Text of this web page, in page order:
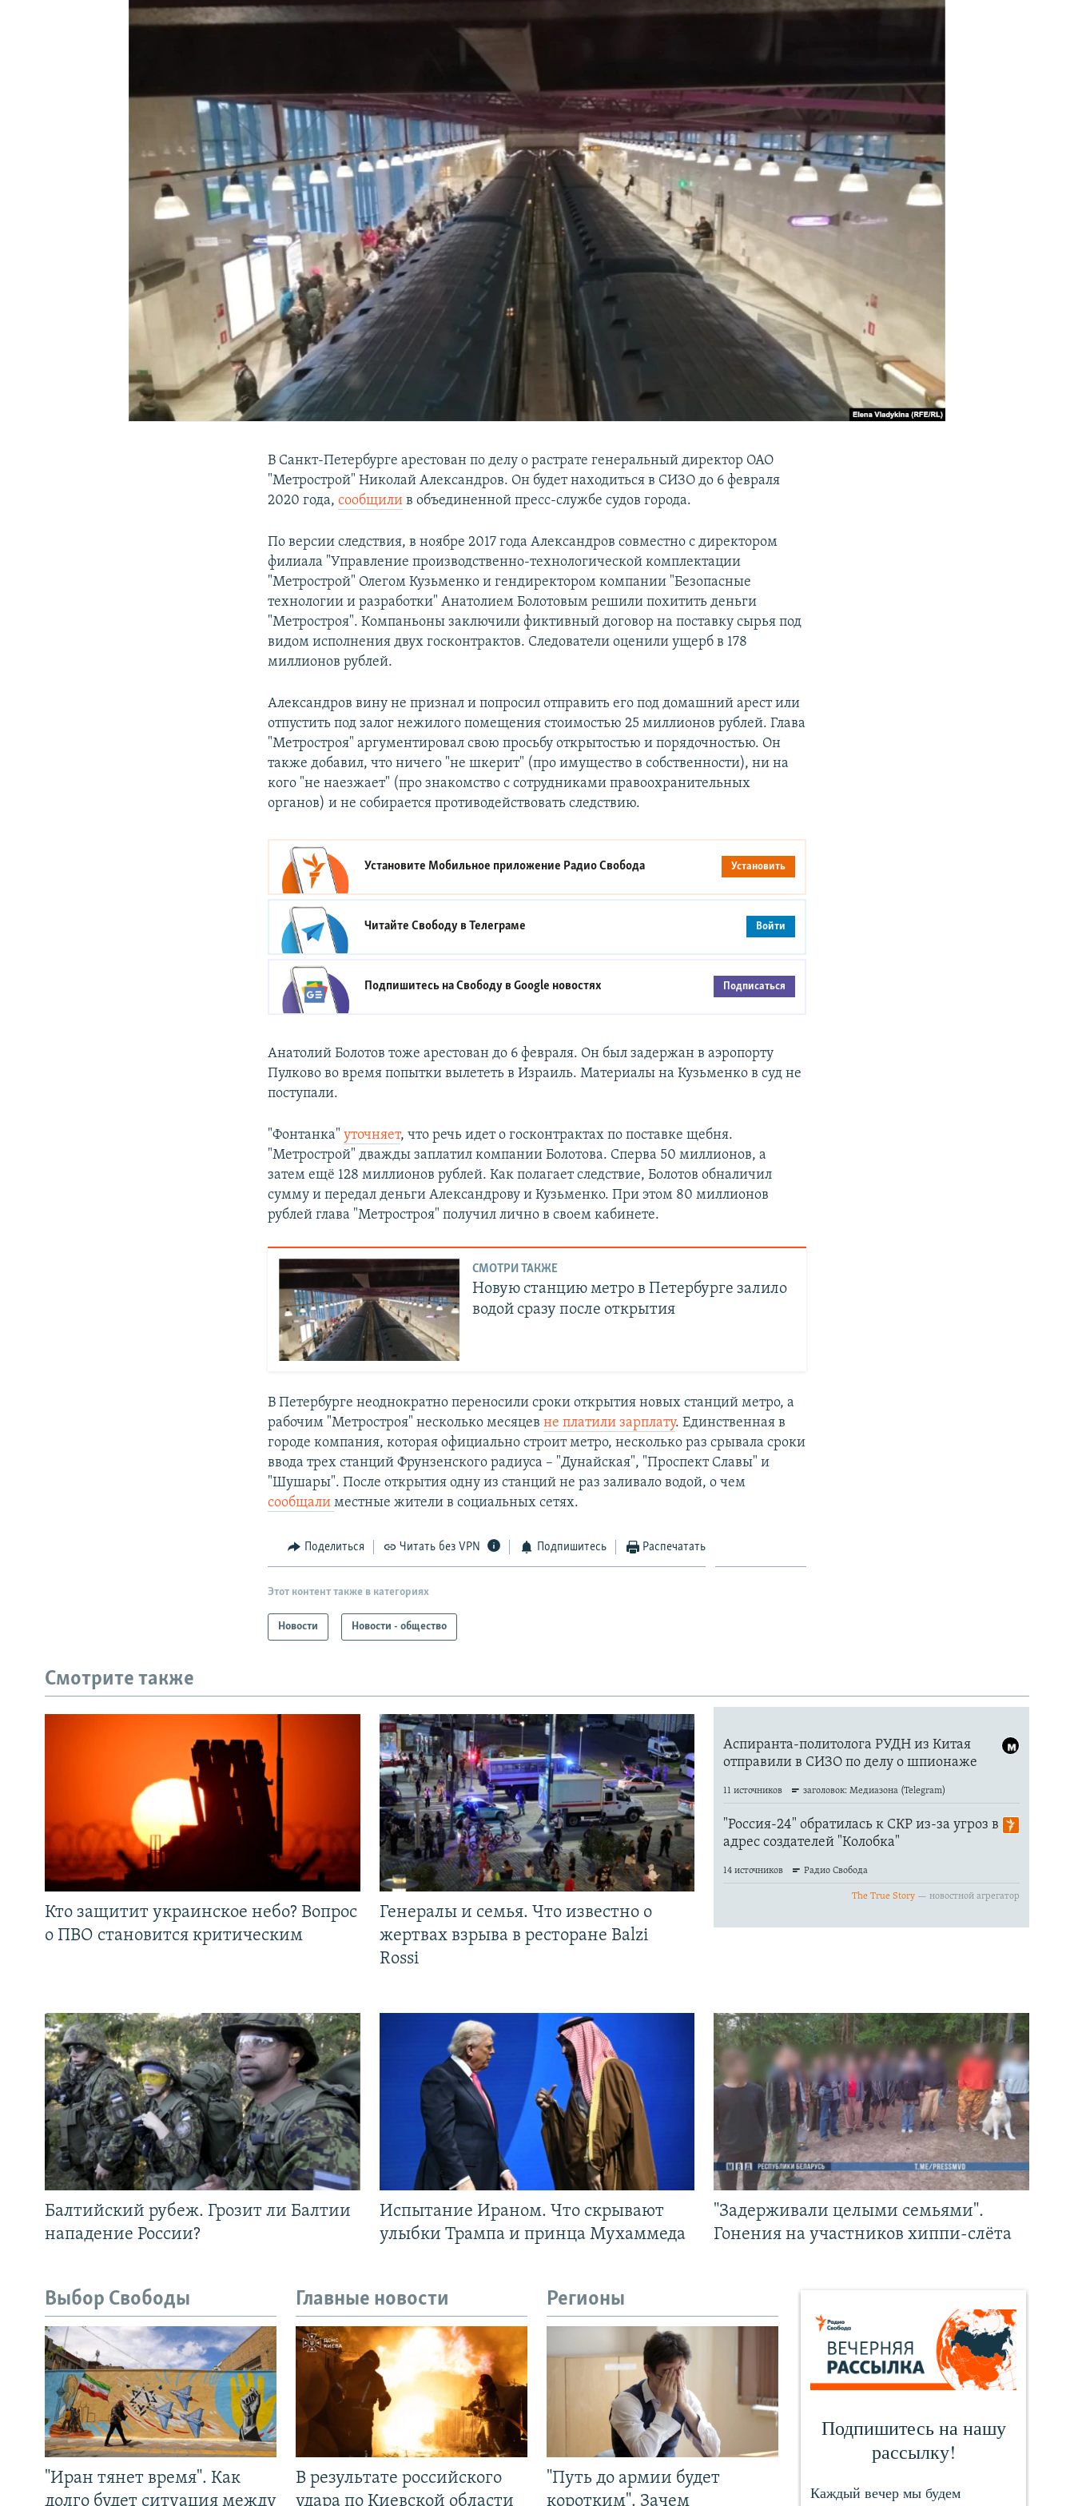
ПОДПИШИТЕСЬ НА РАССЫЛКУ
В Санкт-Петербурге арестован по делу о растрате генеральный директор ОАО
"Метрострой" Николай Александров. Он будет находиться в СИЗО до 6 февраля
2020 года,сообщили в объединенной пресс-службе судов города.
По версии следствия, в ноябре 2017 года Александров совместно с директором
филиала "Управление производственно-технологической комплектации
"Метрострой" Олегом Кузьменко и гендиректором компании "Безопасные
технологии и разработки" Анатолием Болотовым решили похитить деньги
"Метростроя". Компаньоны заключили фиктивный договор на поставку сырья под
видом исполнения двух госконтрактов. Следователи оценили ущерб в 178
миллионов рублей.
Александров вину не признал и попросил отправить его под домашний арест или
отпустить под залог нежилого помещения стоимостью 25 миллионов рублей. Глава
"Метростроя" аргументировал свою просьбу открытостью и порядочностью. Он
также добавил, что ничего "не шкерит" (про имущество в собственности), ни на
кого "не наезжает" (про знакомство с сотрудниками правоохранительных
органов) и не собирается противодействовать следствию.
Установите Мобильное приложение Радио Свобода Установить
Читайте Свободу вТелеграме Войти
Подпишитесь на Свободу вGoogle новостях Подписаться
Анатолий Болотов тоже арестован до 6 февраля. Он был задержан в аэропорту
Пулково во время попытки вылететь в Израиль. Материалы на Кузьменко в суд не
поступали.
"Фонтанка"уточняет, что речь идет о госконтрактах по поставке щебня.
"Метрострой" дважды заплатил компании Болотова. Сперва 50 миллионов, а
затем ещё 128 миллионов рублей. Как полагает следствие, Болотов обналичил
сумму и передал деньги Александрову и Кузьменко. При этом 80 миллионов
рублей глава "Метростроя" получил лично в своем кабинете.
СМОТРИ ТАКЖЕ
Новую станцию метро в Петербурге залило
водой сразу после открытия
В Петербурге неоднократно переносили сроки открытия новых станций метро, а
рабочим "Метростроя" несколько месяцевне платили зарплату. Единственная в
городе компания, которая официально строит метро, несколько раз срывала сроки
ввода трех станций Фрунзенского радиуса – "Дунайская", "Проспект Славы" и
"Шушары". После открытия одну из станций не раз заливало водой, о чем
сообщалиместные жители в социальных сетях.
Поделиться Читать без VPN Подпишитесь Распечатать
Этот контент также в категориях
Новости Новости - общество
Смотрите также
Кто защитит украинское небо? Вопрос
о ПВО становится критическим
Генералы и семья. Что известно о
жертвах взрыва в ресторане Balzi
Rossi
Балтийский рубеж. Грозит ли Балтии
нападение России?
Испытание Ираном. Что скрывают
улыбки Трампа и принца Мухаммеда
"Задерживали целыми семьями".
Гонения на участников хиппи-слёта
Выбор Свободы
"Иран тянет время". Как
долго будет ситуация между
Главные новости
В результате российского
удара по Киевской области
Регионы
"Путь до армии будет
коротким". Зачем